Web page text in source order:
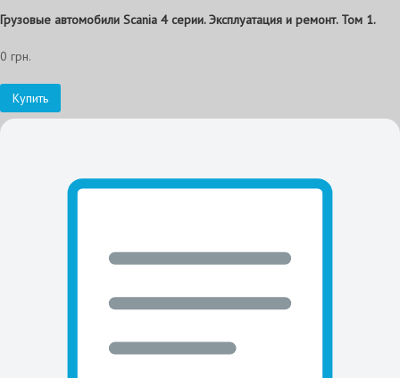
Грузовые автомобили Scania 4 серии. Эксплуатация и ремонт. Том 1.
0 грн.
Купить